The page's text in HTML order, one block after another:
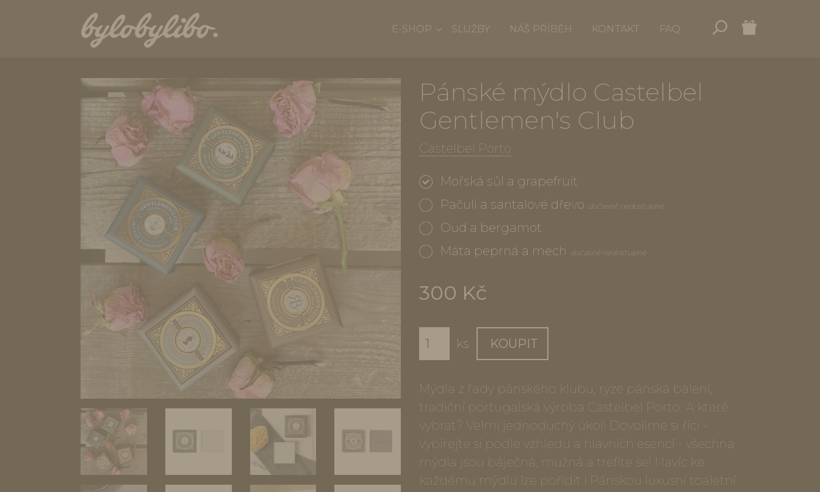
Pánské mýdlo Castelbel
Gentlemen's Club
Castelbel Porto
Mořská sůl a grapefruit
Pačuli a santalové dřevo dočasně nedostupné
Oud a bergamot
Máta peprná a mech dočasně nedostupné
300 Kč
ks KOUPIT
Mýdla z řady pánského klubu, ryze pánská balení,
tradiční portugalská výroba Castelbel Porto. A které
vybrat? Velmi jednoduchý úkol! Dovolíme si říci -
vybírejte si podle vzhledu a hlavních esencí - všechna
mýdla jsou báječná, mužná a trefíte se! Navíc ke
každému mýdlu lze pořídit i Pánskou luxusní toaletní
E-SHOP SLUŽBY NÁŠ PŘÍBĚH KONTAKT FAQ